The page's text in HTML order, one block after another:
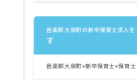
邑楽郡大泉町の新卒保育士求人を
す
邑楽郡大泉町×新卒保育士×保育士